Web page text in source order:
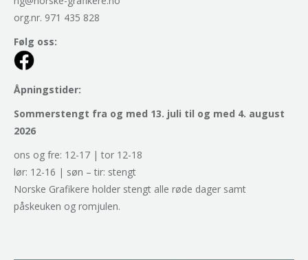
org.nr. 971 435 828
Følg oss:
Åpningstider:
Sommerstengt fra og med 13. juli til og med 4. august
2026
ons og fre: 12-17 | tor 12-18
lør: 12-16 | søn – tir: stengt
Norske Grafikere holder stengt alle røde dager samt
påskeuken og romjulen.